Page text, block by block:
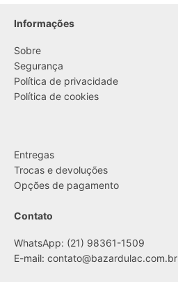
Informações
Sobre
Segurança
Política de privacidade
Política de cookies
Entregas
Trocas e devoluções
Opções de pagamento
Contato
WhatsApp: (21) 98361-1509
E-mail: contato@bazardulac.com.br